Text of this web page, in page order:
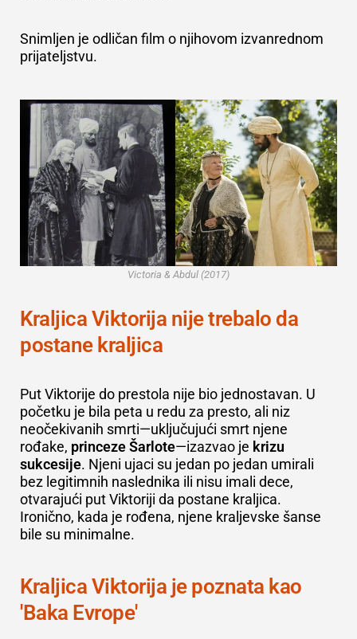
Snimljen je odličan film o njihovom izvanrednom
prijateljstvu.
Victoria & Abdul (2017)
Kraljica Viktorija nije trebalo da
postane kraljica
Put Viktorije do prestola nije bio jednostavan. U
početku je bila peta u redu za presto, ali niz
neočekivanih smrti—uključujući smrt njene
rođake, princeze Šarlote—izazvao je krizu
sukcesije. Njeni ujaci su jedan po jedan umirali
bez legitimnih naslednika ili nisu imali dece,
otvarajući put Viktoriji da postane kraljica.
Ironično, kada je rođena, njene kraljevske šanse
bile su minimalne.
Kraljica Viktorija je poznata kao
'Baka Evrope'